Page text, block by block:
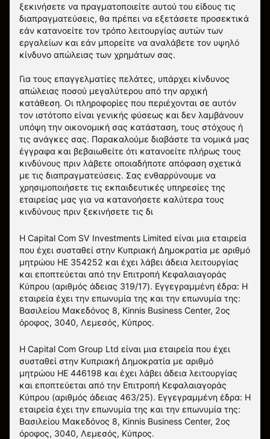
ξεκινήσετε να πραγματοποιείτε αυτού του είδους τις
διαπραγματεύσεις, θα πρέπει να εξετάσετε προσεκτικά
εάν κατανοείτε τον τρόπο λειτουργίας αυτών των
εργαλείων και εάν μπορείτε να αναλάβετε τον υψηλό
κίνδυνο απώλειας των χρημάτων σας.
Για τους επαγγελματίες πελάτες, υπάρχει κίνδυνος
απώλειας ποσού μεγαλύτερου από την αρχική
κατάθεση. Οι πληροφορίες που περιέχονται σε αυτόν
τον ιστότοπο είναι γενικής φύσεως και δεν λαμβάνουν
υπόψη την οικονομική σας κατάσταση, τους στόχους ή
τις ανάγκες σας. Παρακαλούμε διαβάστε τα νομικά μας
έγγραφα και βεβαιωθείτε ότι κατανοείτε πλήρως τους
κινδύνους πριν λάβετε οποιαδήποτε απόφαση σχετικά
με τις διαπραγματεύσεις. Σας ενθαρρύνουμε να
χρησιμοποιήσετε τις εκπαιδευτικές υπηρεσίες της
εταιρείας μας για να κατανοήσετε καλύτερα τους
κινδύνους πριν ξεκινήσετε τις δι
Η Capital Com SV Investments Limited είναι μια εταιρεία
που έχει συσταθεί στην Κυπριακή Δημοκρατία με αριθμό
μητρώου HE 354252 και έχει λάβει άδεια λειτουργίας
και εποπτεύεται από την Επιτροπή Κεφαλαιαγοράς
Κύπρου (αριθμός άδειας 319/17). Εγγεγραμμένη έδρα: Η
εταιρεία έχει την επωνυμία της και την επωνυμία της:
Βασιλείου Μακεδόνος 8, Kinnis Business Center, 2ος
όροφος, 3040, Λεμεσός, Κύπρος.
Η Capital Com Group Ltd είναι μια εταιρεία που έχει
συσταθεί στην Κυπριακή Δημοκρατία με αριθμό
μητρώου ΗΕ 446198 και έχει λάβει άδεια λειτουργίας
και εποπτεύεται από την Επιτροπή Κεφαλαιαγοράς
Κύπρου (αριθμός άδειας 463/25). Εγγεγραμμένη έδρα: Η
εταιρεία έχει την επωνυμία της και την επωνυμία της:
Βασιλείου Μακεδόνος 8, Kinnis Business Center, 2ος
όροφος, 3040, Λεμεσός, Κύπρος.